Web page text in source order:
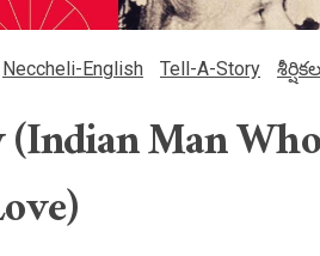
Neccheli-English Tell-A-Story
Man